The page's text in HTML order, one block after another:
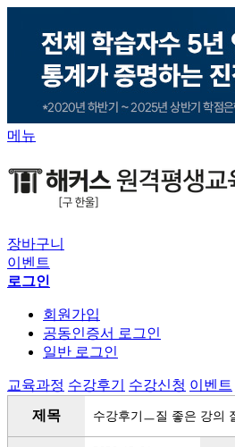
메뉴
장바구니
이벤트
로그인
회원가입
공동인증서 로그인
일반 로그인
교육과정 수강후기 수강신청 이벤트
제목
수강후기ㅡ질 좋은 강의